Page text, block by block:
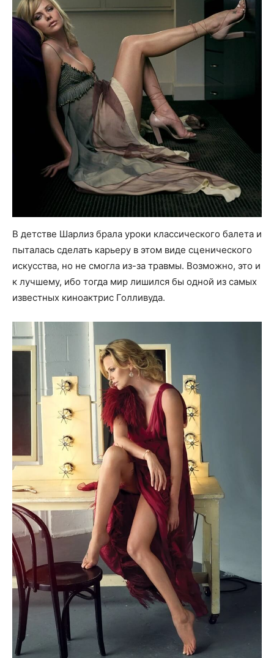
В детстве Шарлиз брала уроки классического балета и
пыталась сделать карьеру в этом виде сценического
искусства, но не смогла из-за травмы. Возможно, это и
к лучшему, ибо тогда мир лишился бы одной из самых
известных киноактрис Голливуда.